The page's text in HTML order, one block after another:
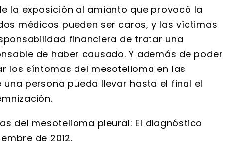
la exposición al amianto que provocó la
médicos pueden ser caros, y las víctimas
financiera de tratar una
de haber causado. Y además de poder
los síntomas del mesotelioma en las
persona pueda llevar hasta el final el
del mesotelioma pleural: El diagnóstico
de 2012.